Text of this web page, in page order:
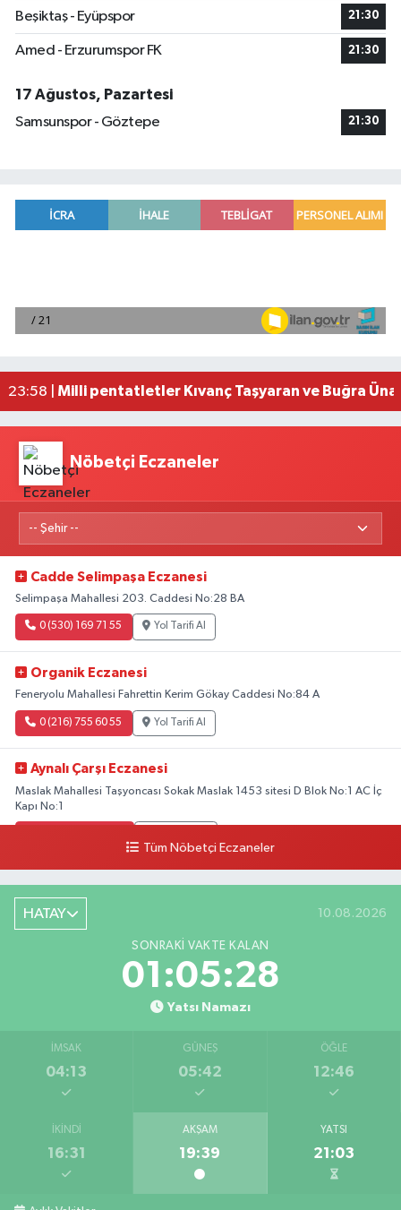
Beşiktaş - Eyüpspor 21:30
Amed - Erzurumspor FK 21:30
17 Ağustos, Pazartesi
Samsunspor - Göztepe
21:30
00:39 |
Mersin'de uyuşturucu operasyonunda 190
23:58 | Milli pentatletler Kıvanç Taşyaran ve Buğra
Nöbetçi Eczaneler
Cadde Selimpaşa Eczanesi
Selimpaşa Mahallesi 203. Caddesi No:28 BA
0 (530) 169 71 55 Yol Tarifi Al
Organik Eczanesi
Feneryolu Mahallesi Fahrettin Kerim Gökay Caddesi No:84 A
0 (216) 755 60 55 Yol Tarifi Al
Aynalı Çarşı Eczanesi
Maslak Mahallesi Taşyoncası Sokak Maslak 1453 sitesi D Blok No:1 AC İç
Kapı No:1
0 (216) 784 30 99
Ekinoba Eczanesi
Ekinoba Mahallesi Hürriyet Caddesi No:64 3B Ekinoba File Market Yanı
Ezgi Eczanesi
Petroliş Mahallesi Üsküdar Caddesi 53 C VENİ VİDİ GÖZ HASTANESİ
Yol Tarifi Al
Kemalpaşa Mahallesi Atatürk Bulvarı No:32 B
Tüm Nöbetçi Eczaneler
HATAY 10.08.2026
SONRAKI VAKTE KALAN
01:05:27
Yatsı Namazı
İMSAK
04:13
GÜNEŞ
05:42
ÖĞLE
12:46
İKINDI
16:31
AKŞAM
19:39
YATSI
21:03